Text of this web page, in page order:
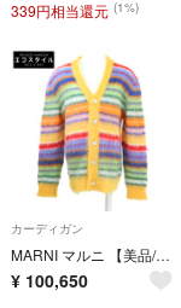
339円相当還元 (1%)
カーディガン
MARNI マルニ 【美品/国内正規】CDMG0051Q0 UFU107 ボーダー モヘア カーディガン 46
¥ 100,650